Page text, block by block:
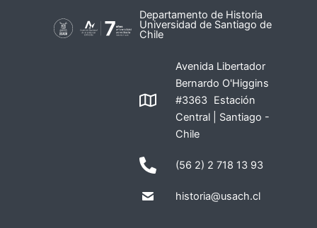
Departamento de Historia
Universidad de Santiago de
Chile
Avenida Libertador
Bernardo O'Higgins
#3363 Estación
Central | Santiago -
Chile
(56 2) 2 718 13 93
historia@usach.cl